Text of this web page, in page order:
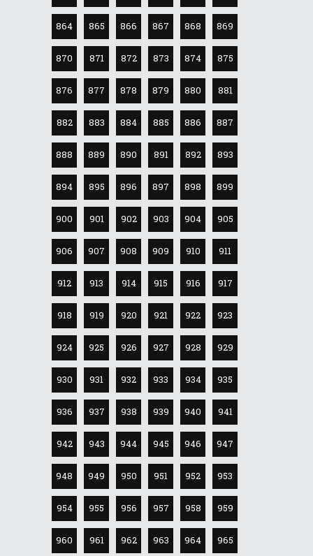
864 865 866 867 868 869
870 871 872 873 874 875
876 877 878 879 880 881
882 883 884 885 886 887
888 889 890 891 892 893
894 895 896 897 898 899
900 901 902 903 904 905
906 907 908 909 910 911
912 913 914 915 916 917
918 919 920 921 922 923
924 925 926 927 928 929
930 931 932 933 934 935
936 937 938 939 940 941
942 943 944 945 946 947
948 949 950 951 952 953
954 955 956 957 958 959
960 961 962 963 964 965